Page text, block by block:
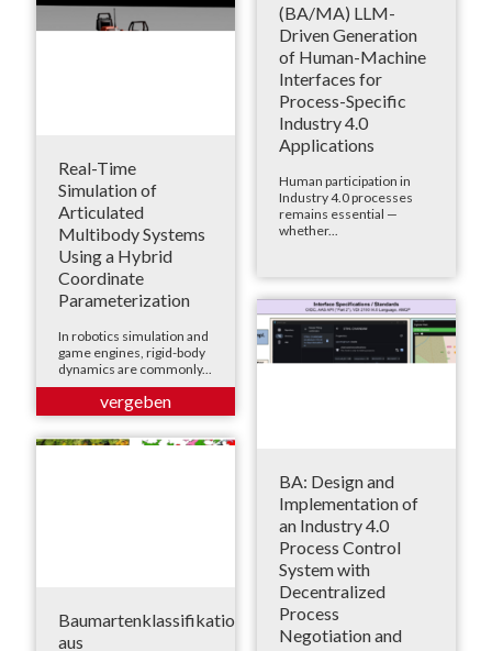
(BA/MA) LLM-
Driven Generation
of Human-Machine
Interfaces for
Process-Specific
Industry 4.0
Applications
Human participation in
Industry 4.0 processes
remains essential —
whether...
Real-Time
Simulation of
Articulated
Multibody Systems
Using a Hybrid
Coordinate
Parameterization
In robotics simulation and
game engines, rigid-body
dynamics are commonly...
BA: Design and
Implementation of
an Industry 4.0
Process Control
System with
Decentralized
Process
Negotiation and
Baumartenklassifikation
aus